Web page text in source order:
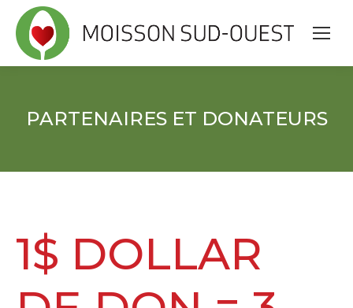
PARTENAIRES ET DONATEURS
1$ DOLLAR